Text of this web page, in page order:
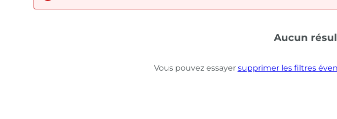
Aucun
Vous pouvez essayer supprimer les filtres